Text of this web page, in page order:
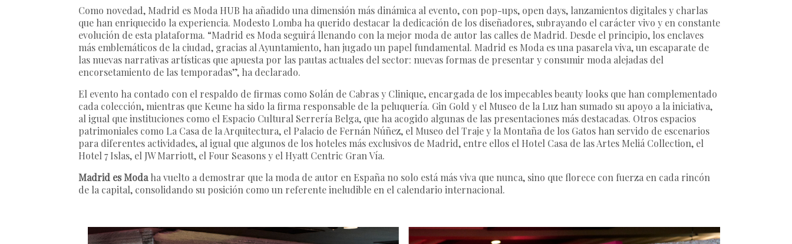
Como novedad, Madrid es Moda HUB ha añadido una dimensión más dinámica al evento, con pop-ups, open days, lanzamientos digitales y charlas
que han enriquecido la experiencia. Modesto Lomba ha querido destacar la dedicación de los diseñadores, subrayando el carácter vivo y en constante
evolución de esta plataforma. “Madrid es Moda seguirá llenando con la mejor moda de autor las calles de Madrid. Desde el principio, los enclaves
más emblemáticos de la ciudad, gracias al Ayuntamiento, han jugado un papel fundamental. Madrid es Moda es una pasarela viva, un escaparate de
las nuevas narrativas artísticas que apuesta por las pautas actuales del sector: nuevas formas de presentar y consumir moda alejadas del
encorsetamiento de las temporadas”, ha declarado.
El evento ha contado con el respaldo de firmas como Solán de Cabras y Clinique, encargada de los impecables beauty looks que han complementado
cada colección, mientras que Keune ha sido la firma responsable de la peluquería. Gin Gold y el Museo de la Luz han sumado su apoyo a la iniciativa,
al igual que instituciones como el Espacio Cultural Serrería Belga, que ha acogido algunas de las presentaciones más destacadas. Otros espacios
patrimoniales como La Casa de la Arquitectura, el Palacio de Fernán Núñez, el Museo del Traje y la Montaña de los Gatos han servido de escenarios
para diferentes actividades, al igual que algunos de los hoteles más exclusivos de Madrid, entre ellos el Hotel Casa de las Artes Meliá Collection, el
Hotel 7 Islas, el JW Marriott, el Four Seasons y el Hyatt Centric Gran Vía.
Madrid es Modaha vuelto a demostrar que la moda de autor en España no solo está más viva que nunca, sino que florece con fuerza en cada rincón
de la capital, consolidando su posición como un referente ineludible en el calendario internacional.